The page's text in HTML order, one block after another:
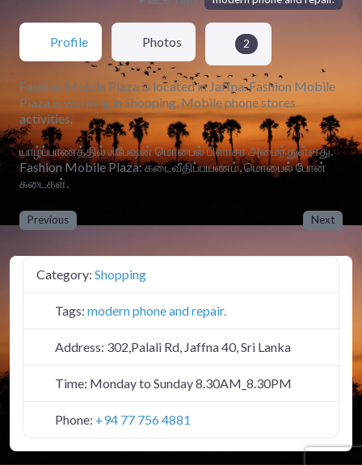
Profile Photos 2
Fashion Mobile Plaza is located in Jaffna. Fashion Mobile
Plaza is working in Shopping, Mobile phone stores
activities.
யாழ்ப்பாணத்தில் ஃபேஷன் மொபைல் பிளாசா அமைந்துள்ளது.
Fashion Mobile Plaza: கடைவீதிப்பயணம், மொபைல் போன்
கடைகள்.
Previous Next
Category: Shopping
Tags: modern phone and repair.
Address: 302,Palali Rd, Jaffna 40, Sri Lanka
Time: Monday to Sunday 8.30AM_8.30PM
Phone: +94 77 756 4881